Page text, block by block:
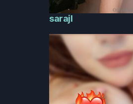
sarajl